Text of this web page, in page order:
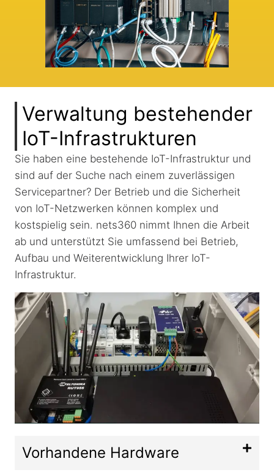
Verwaltung bestehender
IoT-Infrastrukturen
Sie haben eine bestehende IoT-Infrastruktur und
sind auf der Suche nach einem zuverlässigen
Servicepartner? Der Betrieb und die Sicherheit
von IoT-Netzwerken können komplex und
kostspielig sein. nets360 nimmt Ihnen die Arbeit
ab und unterstützt Sie umfassend bei Betrieb,
Aufbau und Weiterentwicklung Ihrer IoT-
Infrastruktur.
Vorhandene Hardware